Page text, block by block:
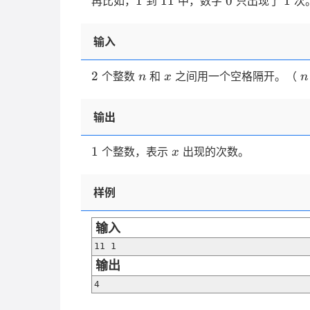
输入
2
2 个整数 n
n 和 x
x 之间用一个空格隔开。（ n
输出
1
1 个整数，表示 x
x 出现的次数。
样例
输入
11 1
输出
4